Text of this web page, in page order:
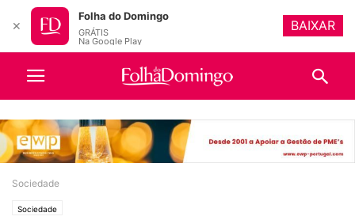
Sociedade
Sociedade
✕
Folha do Domingo
GRÁTIS
Na Google Play
BAIXAR